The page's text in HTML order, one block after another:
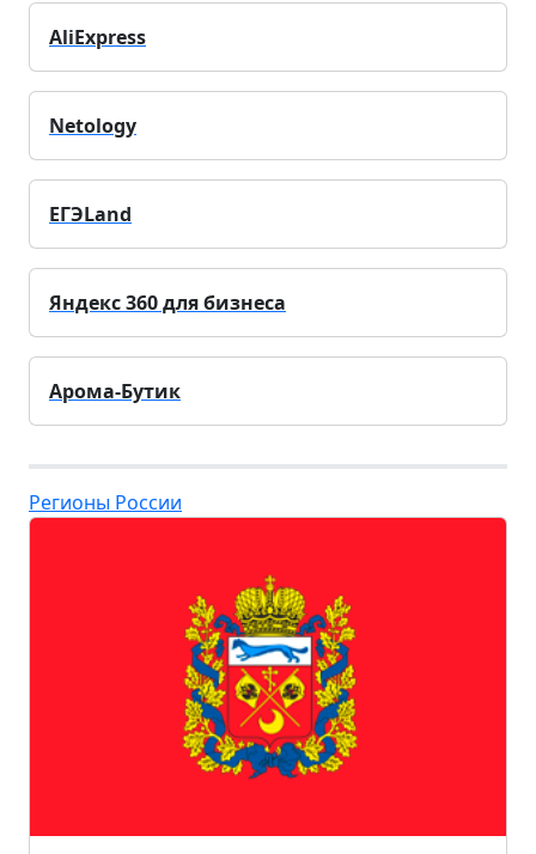
AliExpress
Netology
ЕГЭLand
Яндекс 360 для бизнеса
Арома-Бутик
Регионы России